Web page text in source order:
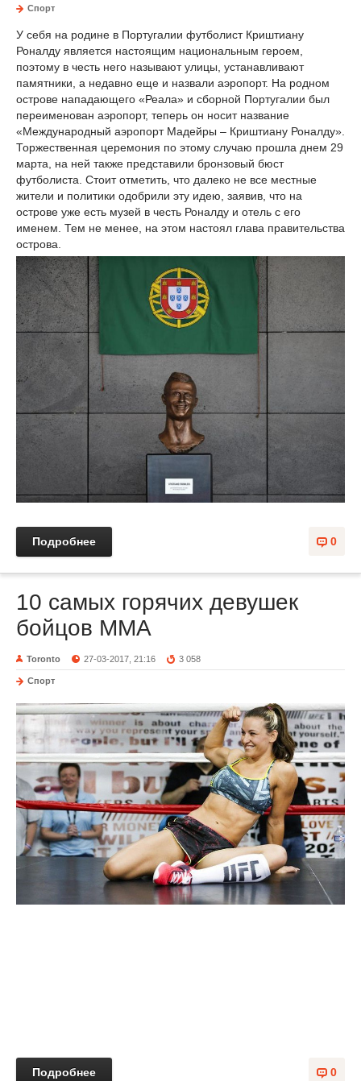
Спорт
У себя на родине в Португалии футболист Криштиану
Роналду является настоящим национальным героем,
поэтому в честь него называют улицы, устанавливают
памятники, а недавно еще и назвали аэропорт. На родном
острове нападающего «Реала» и сборной Португалии был
переименован аэропорт, теперь он носит название
«Международный аэропорт Мадейры – Криштиану Роналду».
Торжественная церемония по этому случаю прошла днем 29
марта, на ней также представили бронзовый бюст
футболиста. Стоит отметить, что далеко не все местные
жители и политики одобрили эту идею, заявив, что на
острове уже есть музей в честь Роналду и отель с его
именем. Тем не менее, на этом настоял глава правительства
острова.
0
Подробнее
10 самых горячих девушек
бойцов ММА
Toronto 27-03-2017, 21:16 3 058
Спорт
0
Подробнее